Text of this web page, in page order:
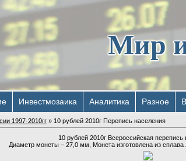
Мир
Инвестмозаика Аналитика Разное
1997-2010гг » 10 рублей 2010г Перепись населения
10 рублей 2010г Всероссийская
Диаметр монеты – 27,0 мм, Монета изготовлена из